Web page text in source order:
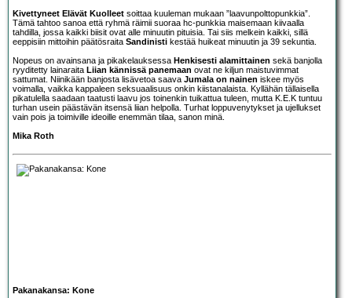
Kivettyneet Elävät Kuolleet soittaa kuuleman mukaan ”laavunpolttopunkkia”.
Tämä tahtoo sanoa että ryhmä räimii suoraa hc-punkkia maisemaan kiivaalla
tahdilla, jossa kaikki biisit ovat alle minuutin pituisia. Tai siis melkein kaikki, sillä
eeppisiin mittoihin päätösraita Sandinisti kestää huikeat minuutin ja 39 sekuntia.
Nopeus on avainsana ja pikakelauksessa Henkisesti alamittainen sekä banjolla
ryyditetty lainaraita Liian kännissä panemaan ovat ne kiljun maistuvimmat
sattumat. Niinikään banjosta lisävetoa saava Jumala on nainen iskee myös
voimalla, vaikka kappaleen seksuaalisuus onkin kiistanalaista. Kyllähän tällaisella
pikatulella saadaan taatusti laavu jos toinenkin tuikattua tuleen, mutta K.E.K tuntuu
turhan usein päästävän itsensä liian helpolla. Turhat loppuvenytykset ja ujellukset
vain pois ja toimiville ideoille enemmän tilaa, sanon minä.
Mika Roth
Pakanakansa: Kone